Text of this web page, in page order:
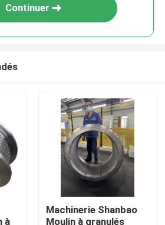
Continuer
à
Machinerie Shanbao
Moulin à granulés